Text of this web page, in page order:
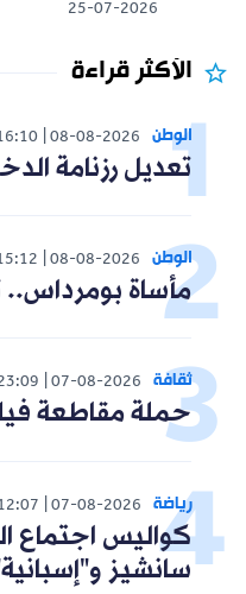
25-07-2026
الأكثر قراءة
الوطن 08-08-2026
تعديل رزنامة
الوطن 08-08-2026
مأساة
ثقافة 07-08-2026
حملة مقاطعة
رياضة 07-08-2026
كواليس اجتماع
سانشيز